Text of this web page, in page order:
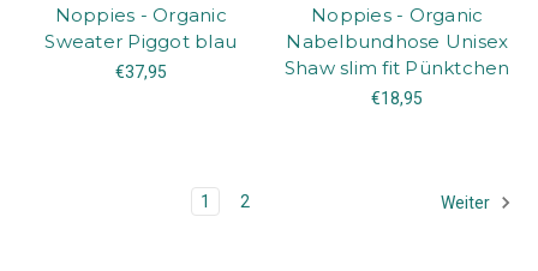
Noppies - Organic
Sweater Piggot blau
€37,95
Noppies - Organic
Nabelbundhose Unisex
Shaw slim fit Pünktchen
€18,95
1 2 Weiter